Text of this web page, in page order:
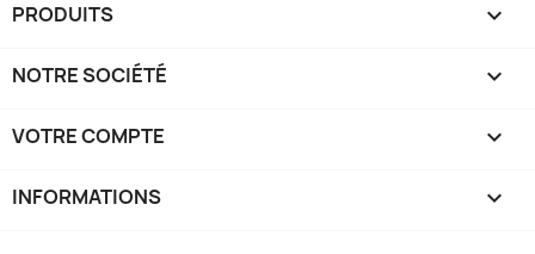
PRODUITS 
NOTRE SOCIÉTÉ 
VOTRE COMPTE 
INFORMATIONS keyboard_arrow_down